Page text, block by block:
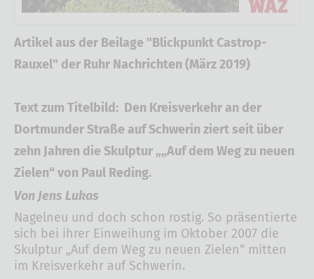
Artikel aus der Beilage "Blickpunkt Castrop-
Rauxel" der Ruhr Nachrichten (März 2019)
Text zum Titelbild: Den Kreisverkehr an der
Dortmunder Straße auf Schwerin ziert seit über
zehn Jahren die Skulptur „„Auf dem Weg zu neuen
Zielen“ von Paul Reding.
Von Jens Lukas
Nagelneu und doch schon rostig. So präsentierte
sich bei ihrer Einweihung im Oktober 2007 die
Skulptur „Auf dem Weg zu neuen Zielen“ mitten
im Kreisverkehr auf Schwerin.